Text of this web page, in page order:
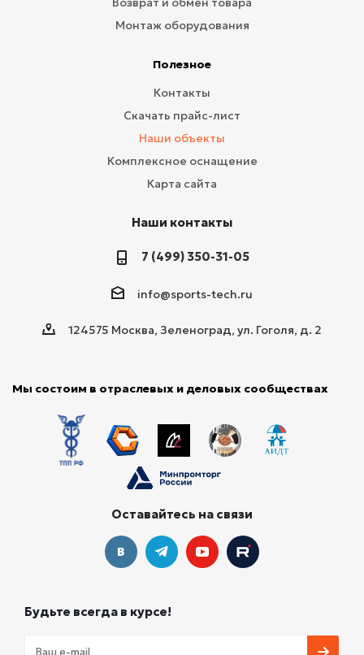
Монтаж оборудования
Полезное
Контакты
Скачать прайс-лист
Наши объекты
Комплексное оснащение
Карта сайта
Наши контакты
7 (499) 350-31-05
info@sports-tech.ru
124575 Москва, Зеленоград, ул. Гоголя, д. 2
Мы состоим в отраслевых и деловых сообществах
Оставайтесь на связи
Будьте всегда в курсе!